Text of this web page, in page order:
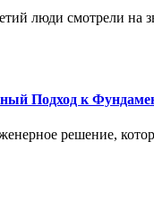
люди смотрели на
Подход к
решение,